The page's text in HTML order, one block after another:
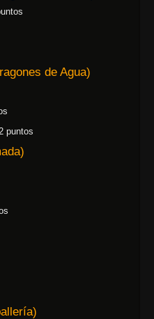
de Agua)
puntos